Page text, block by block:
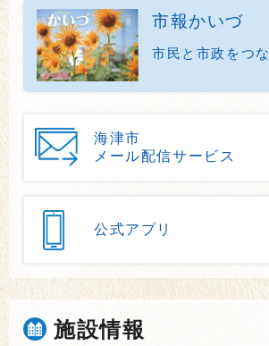
市報かいづ
市民と市政をつ
海津市
メール配信サービス
公式アプリ
施設情報